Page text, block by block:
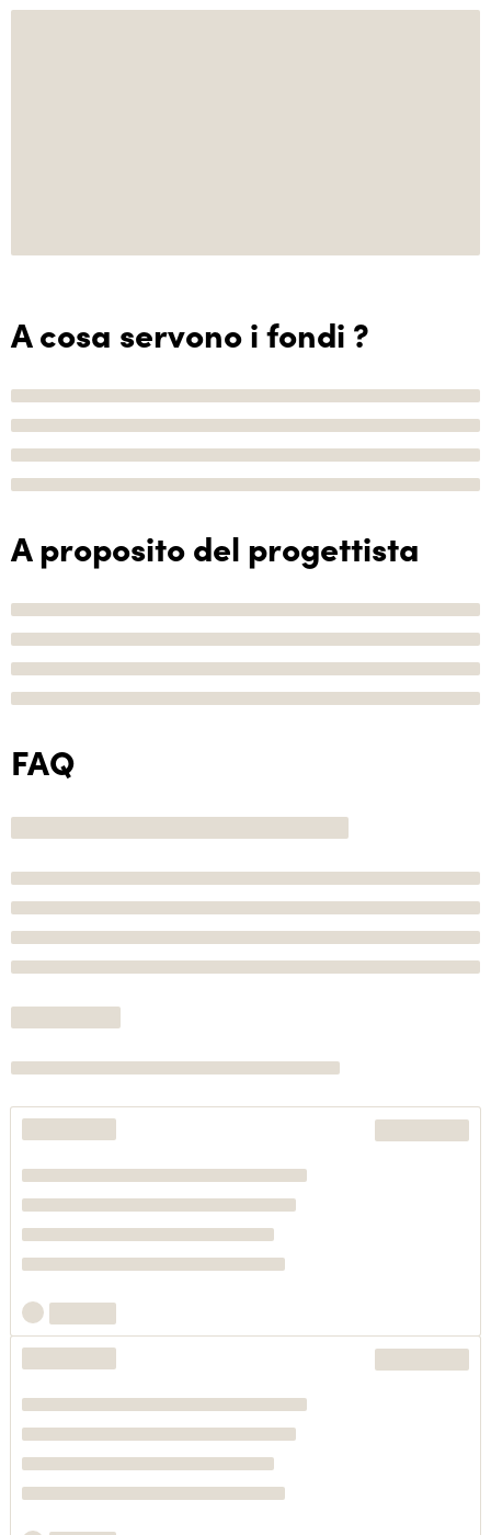
A cosa servono i fondi ?
A proposito del progettista
FAQ